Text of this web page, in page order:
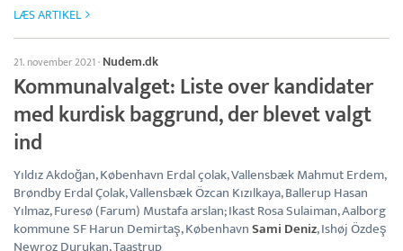
LÆS ARTIKEL
21. november 2021· Nudem.dk
Kommunalvalget: Liste over kandidater
med kurdisk baggrund, der blevet valgt
ind
Yıldız Akdoğan, København Erdal çolak, Vallensbæk Mahmut Erdem,
Brøndby Erdal Çolak, Vallensbæk Özcan Kızılkaya, Ballerup Hasan
Yılmaz, Furesø (Farum) Mustafa arslan; Ikast Rosa Sulaiman, Aalborg
kommune SF Harun Demirtaş, KøbenhavnSami Deniz, Ishøj Özdeş